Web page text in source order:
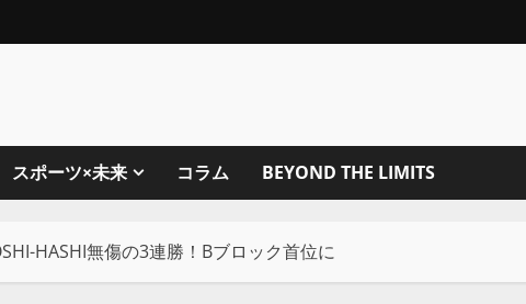
スポーツ×未来 コラム BEYOND THE LIMITS
HASHI無傷の3連勝！Bブロック首位に